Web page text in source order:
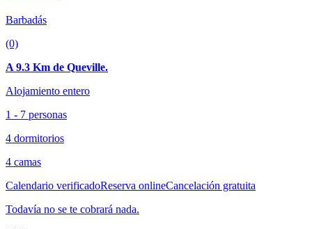
Barbadás
(0)
A 9.3 Km de Queville.
Alojamiento entero
1 - 7 personas
4 dormitorios
4 camas
Calendario verificadoReserva onlineCancelación gratuita
Todavía no se te cobrará nada.